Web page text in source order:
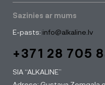
Sazinies ar mums
E-pasts: info@alkaline.lv
+371 28 705
SIA “ALKALINE”